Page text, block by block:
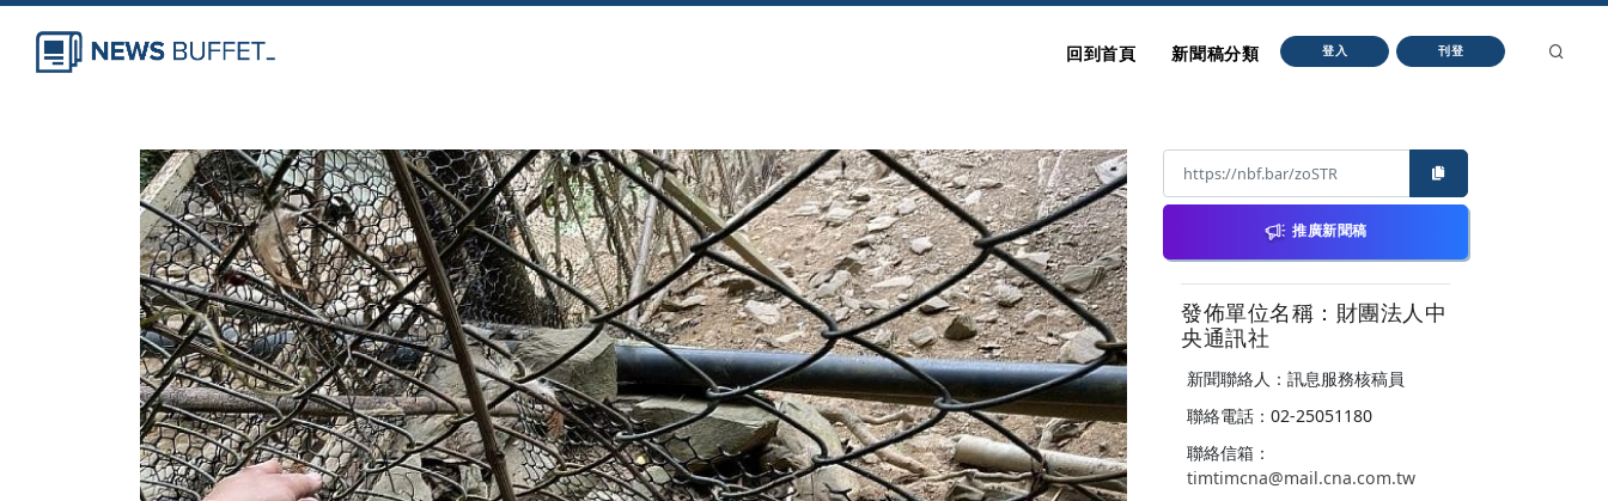
回到首頁 新聞稿分類 登入 刊登
推廣新聞稿
發佈單位名稱：財團法人中
央通訊社
新聞聯絡人：訊息服務核稿員
聯絡電話：02-25051180
聯絡信箱：
timtimcna@mail.cna.com.tw